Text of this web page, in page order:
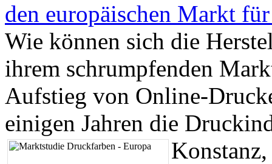
den europäischen Markt
Wie können sich die
ihrem schrumpfenden
Aufstieg von Online-
einigen Jahren die